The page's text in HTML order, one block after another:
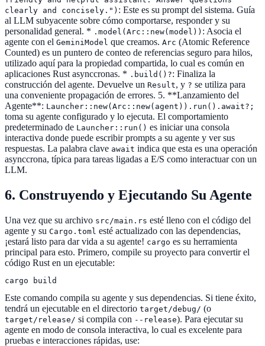
clearly and concisely.") : Este es su prompt del sistema. Guía
al LLM subyacente sobre cómo comportarse, responder y su
personalidad general. * .model(Arc::new(model)) : Asocia el
agente con el GeminiModel que creamos. Arc (Atomic Reference
Counted) es un puntero de conteo de referencias seguro para hilos,
utilizado aquí para la propiedad compartida, lo cual es común en
aplicaciones Rust asynccronas. * .build()?: Finaliza la
construcción del agente. Devuelve un Result, y ? se utiliza para
una conveniente propagación de errores. 5. **Lanzamiento del
Agente**: Launcher::new(Arc::new(agent)).run().await?;
toma su agente configurado y lo ejecuta. El comportamiento
predeterminado de Launcher::run() es iniciar una consola
interactiva donde puede escribir prompts a su agente y ver sus
respuestas. La palabra clave await indica que esta es una operación
asynccrona, típica para tareas ligadas a E/S como interactuar con un
LLM.
6. Construyendo y Ejecutando Su Agente
Una vez que su archivo src/main.rs esté lleno con el código del
agente y su Cargo.toml esté actualizado con las dependencias,
¡estará listo para dar vida a su agente! cargo es su herramienta
principal para esto. Primero, compile su proyecto para convertir el
código Rust en un ejecutable:
cargo build
Este comando compila su agente y sus dependencias. Si tiene éxito,
tendrá un ejecutable en el directorio target/debug/ (o
target/release/ si compila con --release). Para ejecutar su
agente en modo de consola interactiva, lo cual es excelente para
pruebas e interacciones rápidas, use: